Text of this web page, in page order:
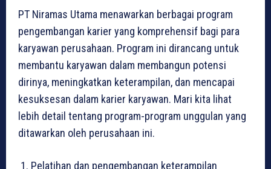
PT Niramas Utama menawarkan berbagai program
pengembangan karier yang komprehensif bagi para
karyawan perusahaan. Program ini dirancang untuk
membantu karyawan dalam membangun potensi
dirinya, meningkatkan keterampilan, dan mencapai
kesuksesan dalam karier karyawan. Mari kita lihat
lebih detail tentang program-program unggulan yang
ditawarkan oleh perusahaan ini.
Pelatihan dan pengembangan keterampilan